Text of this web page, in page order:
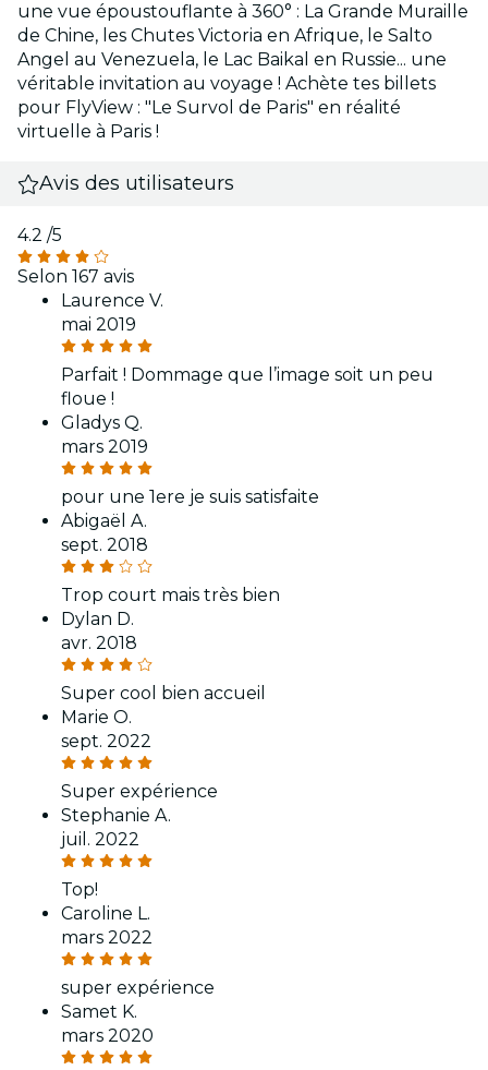
une vue époustouflante à 360° : La Grande Muraille
de Chine, les Chutes Victoria en Afrique, le Salto
Angel au Venezuela, le Lac Baikal en Russie... une
véritable invitation au voyage ! Achète tes billets
pour FlyView : "Le Survol de Paris" en réalité
virtuelle à Paris !
Avis des utilisateurs
4.2 /5
Selon 167 avis
Laurence V.
mai 2019
Parfait ! Dommage que l’image soit un peu
floue !
Gladys Q.
mars 2019
pour une 1ere je suis satisfaite
Abigaël A.
sept. 2018
Trop court mais très bien
Dylan D.
avr. 2018
Super cool bien accueil
Marie O.
sept. 2022
Super expérience
Stephanie A.
juil. 2022
Top!
Caroline L.
mars 2022
super expérience
Samet K.
mars 2020